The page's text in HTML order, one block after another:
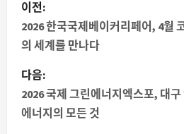
시
내
비
이전:
2026 한국국제베이커리페어, 4월
의 세계를 만나다
다음:
2026 국제 그린에너지엑스포, 대
에너지의 모든 것